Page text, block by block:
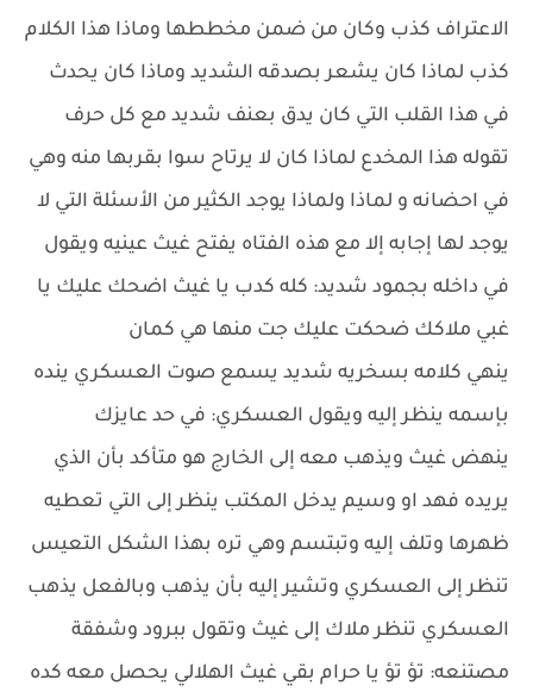
الاعتراف كذب وكان من ضمن مخططها وماذا هذا الكلام
كذب لماذا كان يشعر بصدقه الشديد وماذا كان يحدث
في هذا القلب التي كان يدق بعنف شديد مع كل حرف
تقوله هذا المخدع لماذا كان لا يرتاح سوا بقربها منه وهي
في احضانه و لماذا ولماذا يوجد الكثير من الأسئلة التي لا
يوجد لها إجابه إلا مع هذه الفتاه يفتح غيث عينيه ويقول
في داخله بجمود شديد: كله كدب يا غيث اضحك عليك يا
غبي ملاكك ضحكت عليك جت منها هي كمان
ينهي كلامه بسخريه شديد يسمع صوت العسكري ينده
بإسمه ينظر إليه ويقول العسكري: في حد عايزك
ينهض غيث ويذهب معه إلى الخارج هو متأكد بأن الذي
يريده فهد او وسيم يدخل المكتب ينظر إلى التي تعطيه
ظهرها وتلف إليه وتبتسم وهي تره بهذا الشكل التعيس
تنظر إلى العسكري وتشير إليه بأن يذهب وبالفعل يذهب
العسكري تنظر ملاك إلى غيث وتقول ببرود وشفقة
مصتنعه: تؤ تؤ يا حرام بقي غيث الهلالي يحصل معه كده